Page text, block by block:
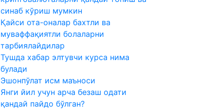
синаб кўриш мумкин
Қайси ота-оналар бахтли ва
муваффақиятли болаларни
тарбиялайдилар
Тушда хабар элтувчи курса нима
булади
Эшонпўлат исм маъноси
Янги йил учун арча безаш одати
қандай пайдо бўлган?